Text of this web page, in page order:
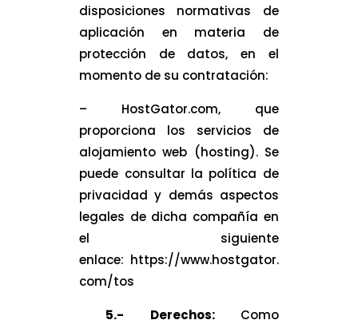
disposiciones normativas de
aplicación en materia de
protección de datos, en el
momento de su contratación:
– HostGator.com, que
proporciona los servicios de
alojamiento web (hosting). Se
puede consultar la política de
privacidad y demás aspectos
legales de dicha compañía en
el siguiente
enlace: https://www.hostgator.
com/tos
5.- Derechos: Como